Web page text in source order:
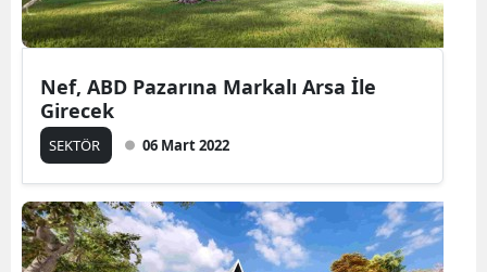
Nef, ABD Pazarına Markalı Arsa İle
Girecek
SEKTÖR 06 Mart 2022